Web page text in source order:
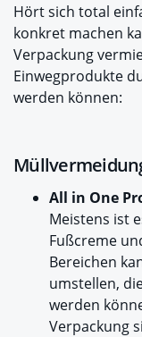
Hört sich total
konkret machen
Verpackung
Einwegprodukte
werden können:
All in One
Meistens ist
Fußcreme
Bereichen
umstellen,
werden
Verpackung